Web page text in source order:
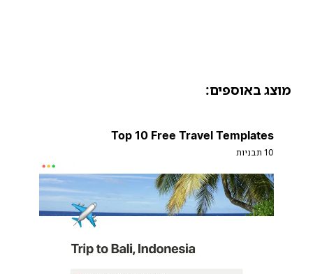
באוספים:
Top 10 Free Travel Templates